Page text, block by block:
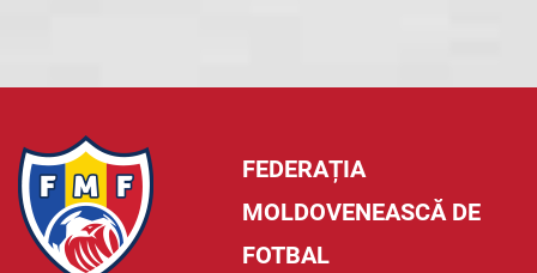
FEDERAȚIA
MOLDOVENEASCĂ DE
FOTBAL